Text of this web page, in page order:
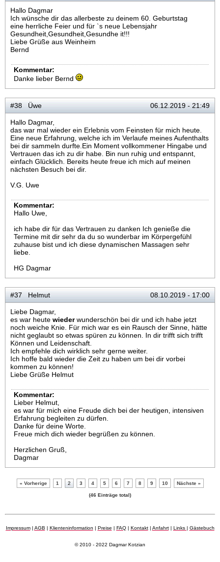
Hallo Dagmar
Ich wünsche dir das allerbeste zu deinem 60. Geburtstag
eine herrliche Feier und für `s neue Lebensjahr
Gesundheit,Gesundheit,Gesundhe it!!!
Liebe Grüße aus Weinheim
Bernd
Kommentar:
Danke lieber Bernd
#38 Üwe 06.12.2019 - 21:49
Hallo Dagmar,
das war mal wieder ein Erlebnis vom Feinsten für mich heute.
Eine neue Erfahrung, welche ich im Verlaufe meines Aufenthalts
bei dir sammeln durfte.Ein Moment vollkommener Hingabe und
Vertrauen das ich zu dir habe. Bin nun ruhig und entspannt,
einfach Glücklich. Bereits heute freue ich mich auf meinen
nächsten Besuch bei dir.
V.G. Uwe
Kommentar:
Hallo Uwe,
ich habe dir für das Vertrauen zu danken Ich genieße die
Termine mit dir sehr da du so wunderbar im Körpergefühl
zuhause bist und ich diese dynamischen Massagen sehr
liebe.
HG Dagmar
#37 Helmut 08.10.2019 - 17:00
Liebe Dagmar,
es war heute wiederwunderschön bei dir und ich habe jetzt
noch weiche Knie. Für mich war es ein Rausch der Sinne, hätte
nicht geglaubt so etwas spüren zu können. In dir trifft sich trifft
Können und Leidenschaft.
Ich empfehle dich wirklich sehr gerne weiter.
Ich hoffe bald wieder die Zeit zu haben um bei dir vorbei
kommen zu können!
Liebe Grüße Helmut
Kommentar:
Lieber Helmut,
es war für mich eine Freude dich bei der heutigen, intensiven
Erfahrung begleiten zu dürfen.
Danke für deine Worte.
Freue mich dich wieder begrüßen zu können.
Herzlichen Gruß,
Dagmar
« Vorherige 1 2 3 4 5 6 7 8 9 10 Nächste »
(46 Einträge total)
Impressum| AGB | Klienteninformation | Preise | FAQ| Kontakt| Anfahrt| Links | Gästebuch
© 2010 - 2022 Dagmar Kotzian